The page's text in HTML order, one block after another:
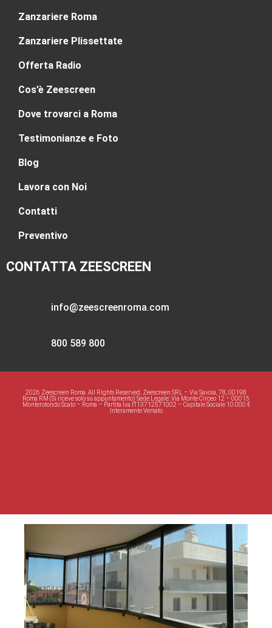
Zanzariere Roma
Zanzariere Plissettate
Offerta Radio
Cos’è Zeescreen
Dove trovarci a Roma
Testimonianze e Foto
Blog
Lavora con Noi
Contatti
Preventivo
CONTATTA ZEESCREEN
info@zeescreenroma.com
800 589 800
2026 Zeescreen Roma. All Rights Reserved. Zeescreen SRL – Via Savoia, 78, 00198
Roma RM (Si riceve solo su appuntamento) Sede Legale: Via Monte Circeo 12 – 00015
Monterotondo Scalo – Roma – Partita Iva IT13712571002 – Capitale Sociale 10.000 €
Interamente Versato